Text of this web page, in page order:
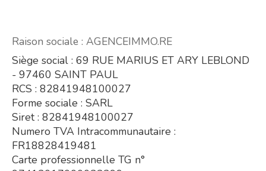
Raison sociale : AGENCEIMMO.RE
Siège social : 69 RUE MARIUS ET ARY LEBLOND
- 97460 SAINT PAUL
RCS : 82841948100027
Forme sociale : SARL
Siret : 82841948100027
Numero TVA Intracommunautaire :
FR18828419481
Carte professionnelle TG n°